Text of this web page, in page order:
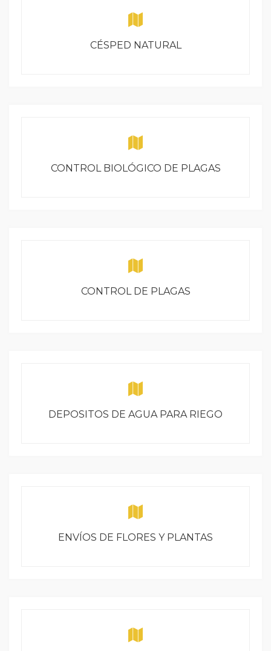
CÉSPED NATURAL
CONTROL BIOLÓGICO DE PLAGAS
CONTROL DE PLAGAS
DEPOSITOS DE AGUA PARA RIEGO
ENVÍOS DE FLORES Y PLANTAS